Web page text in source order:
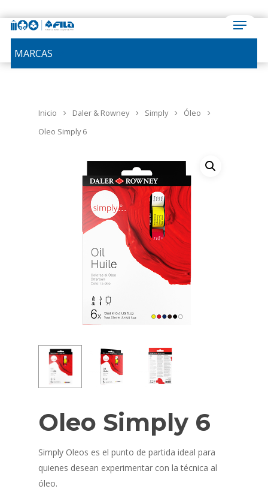
MARCAS
Inicio Daler & Rowney Simply
Óleo
Oleo Simply 6
Oleo Simply 6
Simply Oleos es el punto de partida ideal para
quienes desean experimentar con la técnica al
óleo.